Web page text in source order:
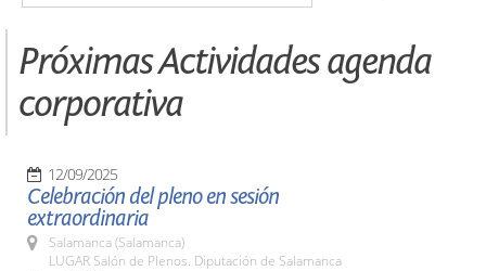
Próximas Actividades agenda
corporativa
12/09/2025
Celebración del pleno en sesión
extraordinaria
Salamanca (Salamanca)
LUGAR Salón de Plenos. Diputación de Salamanca